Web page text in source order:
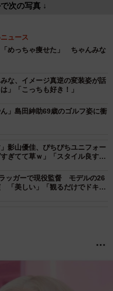
次の写真 ↓
ュース
「めっちゃ痩せた」 ちゃんみな
な、イメージ真逆の変装姿が話
」「こっちも好き！」
」島田紳助69歳のゴルフ姿に衝
影山優佳、ぴちぴちユニフォー
ぎてて草ｗ」「スタイル良す
ッガーで現役監督 モデルの26
「美しい」「観るだけでドキド